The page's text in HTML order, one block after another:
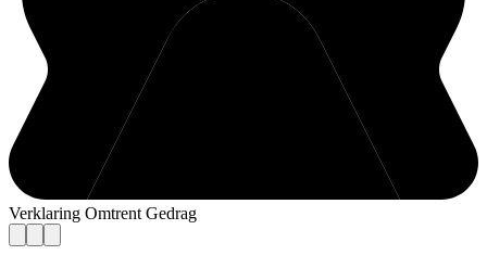
Verklaring Omtrent Gedrag